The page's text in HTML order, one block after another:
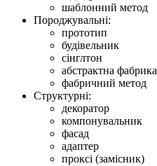
шаблонний метод
Породжувальні:
прототип
будівельник
сінглтон
абстрактна фабрика
фабричний метод
Структурні:
декоратор
компонувальник
фасад
адаптер
проксі (замісник)